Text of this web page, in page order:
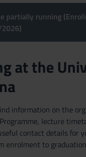
partially running
at the
information on the
lecture
contact details for
enrolment to